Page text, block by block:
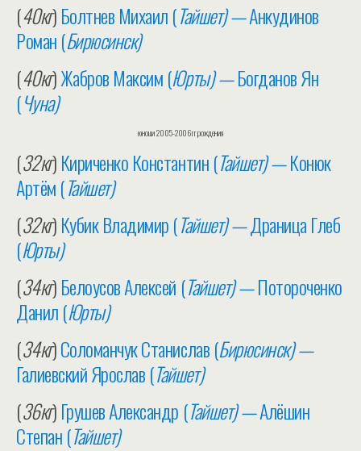
(40кг)Болтнев Михаил (Тайшет) —Анкудинов
Роман (Бирюсинск)
(40кг)Жабров Максим (Юрты) —Богданов Ян
(Чуна)
юноши 2005-2006гг.рождения
(32кг)Кириченко Константин (Тайшет) —Конюк
Артём (Тайшет)
(32кг)Кубик Владимир (Тайшет) —Драница Глеб
(Юрты)
(34кг)Белоусов Алексей (Тайшет) —Потороченко
Данил (Юрты)
(34кг)Соломанчук Станислав (Бирюсинск) —
Галиевский Ярослав (Тайшет)
(36кг)Грушев Александр (Тайшет) —Алёшин
Степан (Тайшет)